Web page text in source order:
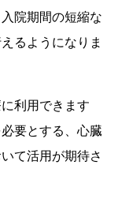
院期間の短縮な
るようになりま
利用できます
要とする、心臓
て活用が期待さ